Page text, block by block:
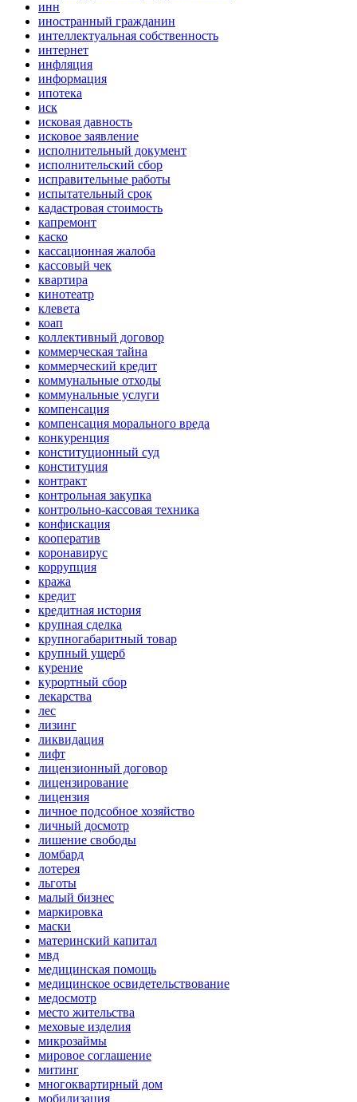
инн
иностранный гражданин
интеллектуальная собственность
интернет
инфляция
информация
ипотека
иск
исковая давность
исковое заявление
исполнительный документ
исполнительский сбор
исправительные работы
испытательный срок
кадастровая стоимость
капремонт
каско
кассационная жалоба
кассовый чек
квартира
кинотеатр
клевета
коап
коллективный договор
коммерческая тайна
коммерческий кредит
коммунальные отходы
коммунальные услуги
компенсация
компенсация морального вреда
конкуренция
конституционный суд
конституция
контракт
контрольная закупка
контрольно-кассовая техника
конфискация
кооператив
коронавирус
коррупция
кража
кредит
кредитная история
крупная сделка
крупногабаритный товар
крупный ущерб
курение
курортный сбор
лекарства
лес
лизинг
ликвидация
лифт
лицензионный договор
лицензирование
лицензия
личное подсобное хозяйство
личный досмотр
лишение свободы
ломбард
лотерея
льготы
малый бизнес
маркировка
маски
материнский капитал
мвд
медицинская помощь
медицинское освидетельствование
медосмотр
место жительства
меховые изделия
микрозаймы
мировое соглашение
митинг
многоквартирный дом
мобилизация